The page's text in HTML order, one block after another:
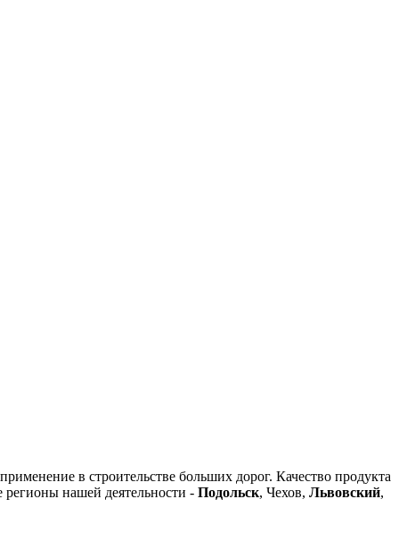
в строительстве больших дорог. Качество продукта
нашей деятельности - Подольск, Чехов, Львовский,